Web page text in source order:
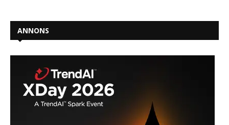
ANNONS